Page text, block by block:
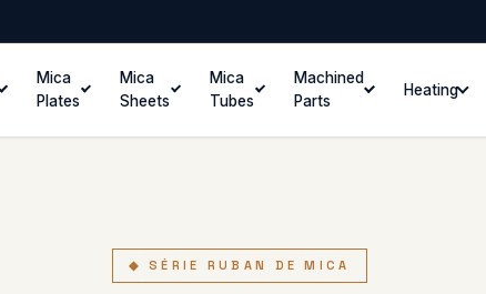
Mica
Plates
Mica
Sheets
Mica
Tubes
Machined
Parts
Heating
◆ SÉRIE RUBAN DE MICA